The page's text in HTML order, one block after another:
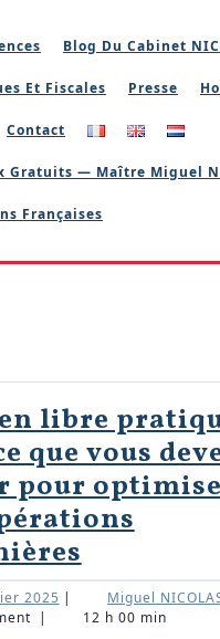
Blog Du Cabinet
Et Fiscales Presse
Contact
Gratuits — Maître Miguel
Françaises
libre
que vous
pour
Mise
en
libre
2025 27
février
| Miguel
| 12 h 00 min